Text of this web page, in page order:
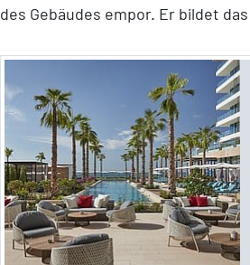
des Gebäudes empor. Er bildet